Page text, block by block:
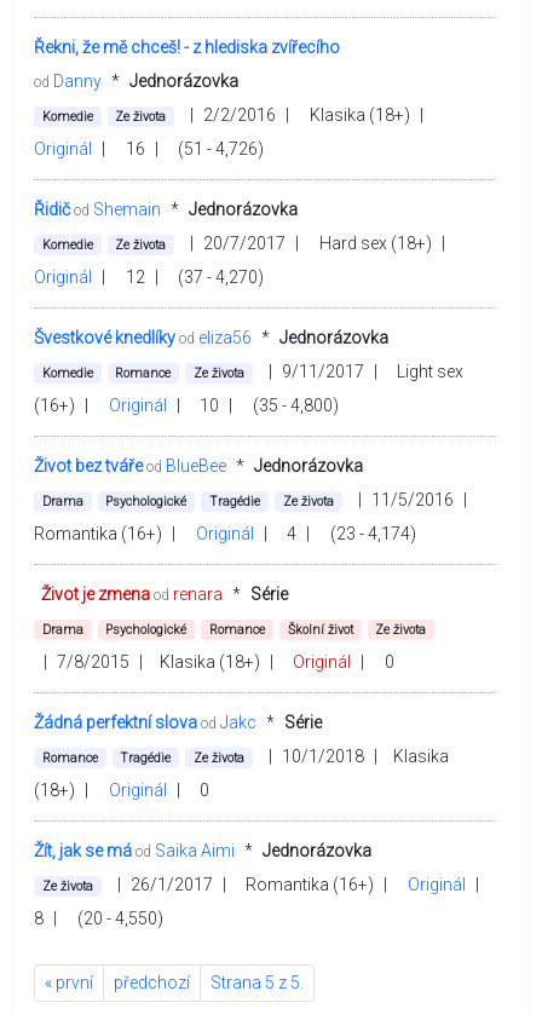
Řekni, že mě chceš! - z hlediska zvířecího
od Danny * Jednorázovka
Komedie Ze života 2/2/2016 Klasika (18+)
Originál
16 (51 - 4,726)
Řidičod Shemain * Jednorázovka
Komedie Ze života 20/7/2017 Hard sex (18+)
Originál
12 (37 - 4,270)
Švestkové knedlíky od eliza56 * Jednorázovka
Komedie Romance Ze života 9/11/2017
Light sex
(16+)
Originál 10 (35 - 4,800)
Život bez tvářeod BlueBee * Jednorázovka
Drama Psychologické Tragédie Ze života 11/5/2016
Romantika (16+)
Originál 4 (23 - 4,174)
Život je zmenaod renara * Série
Drama Psychologické Romance Školní život Ze života
7/8/2015 Klasika (18+) Originál 0
Žádná perfektní slova od Jakc * Série
Romance Tragédie Ze života 10/1/2018
Klasika
(18+)
Originál 0
Žít, jak se má od Saika Aimi * Jednorázovka
Ze života 26/1/2017 Romantika (16+) Originál
8
(20 - 4,550)
« první předchozí Strana 5 z 5.